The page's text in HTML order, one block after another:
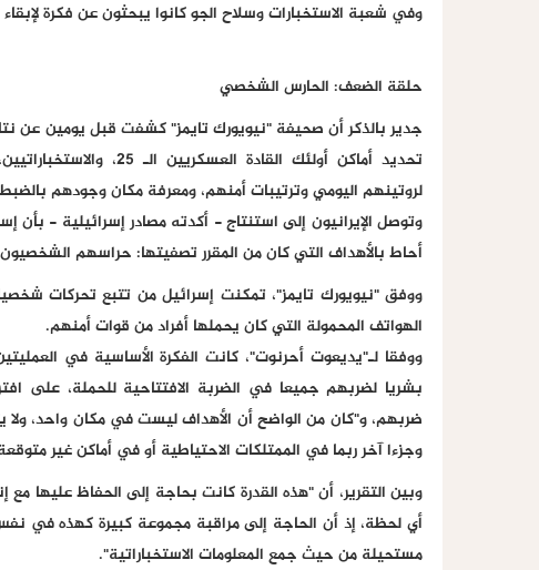
وفي شعبة الاستخبارات وسلاح الجو كانوا يبحثون عن فكرة
حلقة الضعف: الحارس الشخصي
جدير بالذكر أن صحيفة "نيويورك تايمز" كشفت قبل يومين عن
تحديد أماكن أولئك
وتوصل الإيرانيون إلى استنتاج - أكدته مصادر إسرائيلية -
أحاط بالأهداف التي كان من المقرر تصفيتها: حراسهم
ووفق "نيويورك تايمز"، تمكنت إسرائيل من تتبع تحركات
الهواتف المحمولة التي كان يحملها أفراد من قوات أمنهم.
بشريا لضربهم جميعا في الضربة الافتتاحية للحملة، على
ضربهم، و"كان من الواضح أن الأهداف ليست في مكان واحد، ولا
وجزءا آخر ربما في الممتلكات الاحتياطية أو في أماكن غير
وبين التقرير، أن "هذه القدرة كانت بحاجة إلى الحفاظ عليها مع
أي لحظة، إذ أن الحاجة إلى مراقبة مجموعة كبيرة كهذه
مستحيلة من حيث جمع المعلومات الاستخباراتية".